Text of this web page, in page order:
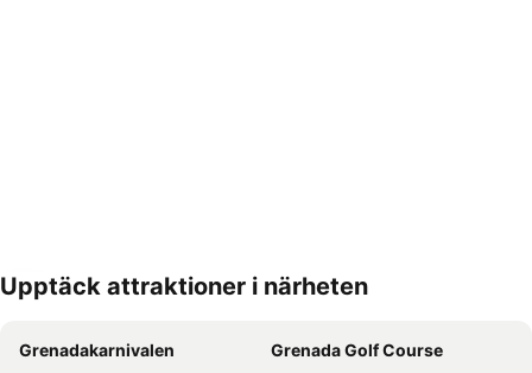
Förstora kartan
Upptäck attraktioner i närheten
Grenadakarnivalen
Grenada Golf Course